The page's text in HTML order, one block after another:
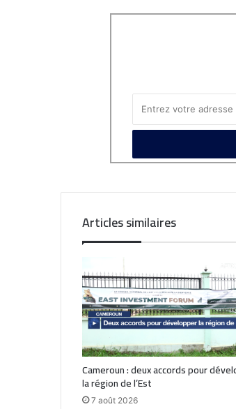
Articles similaires
Cameroun : deux accords pour
la région de l’Est
7 août 2026